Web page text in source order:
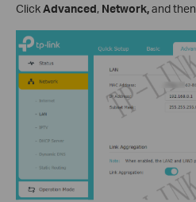
ClickAdvanced, Network,and then